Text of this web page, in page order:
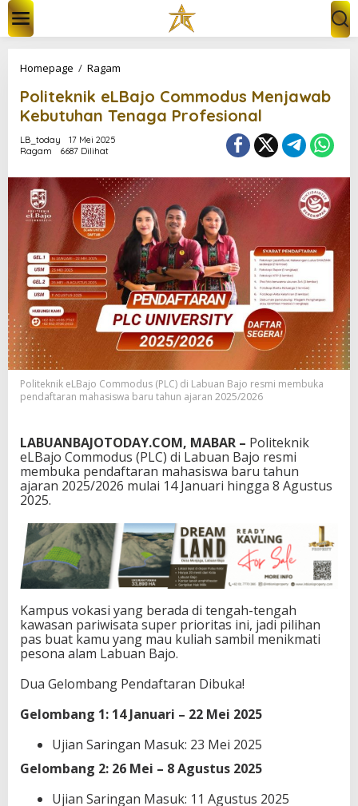
w
Homepage / Ragam
l
i
t
i
k
e
B
a
o
C
o
m
m
o
d
u
s
n
j
a
w
K
e
b
u
t
h
a
n
T
n
g
P
r
o
e
Politeknik eLBajo Commodus Menjawab
Kebutuhan Tenaga Profesional
LB_today
17 Mei 2025
Ragam
6687 Dilihat
Politeknik eLBajo Commodus (PLC) di Labuan Bajo resmi membuka
pendaftaran mahasiswa baru tahun ajaran 2025/2026
LABUANBAJOTODAY.COM, MABAR – Politeknik
eLBajo Commodus (PLC) di Labuan Bajo resmi
membuka pendaftaran mahasiswa baru tahun
ajaran 2025/2026 mulai 14 Januari hingga 8 Agustus
2025.
Kampus vokasi yang berada di tengah-tengah
kawasan pariwisata super prioritas ini, jadi pilihan
pas buat kamu yang mau kuliah sambil menikmati
pesona alam Labuan Bajo.
Dua Gelombang Pendaftaran Dibuka!
Gelombang 1: 14 Januari – 22 Mei 2025
Ujian Saringan Masuk: 23 Mei 2025
Gelombang 2: 26 Mei – 8 Agustus 2025
Ujian Saringan Masuk: 11 Agustus 2025